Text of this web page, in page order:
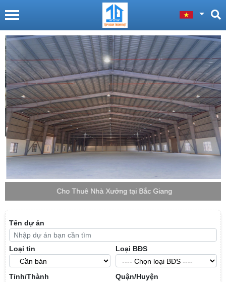
Cho Thuê Nhà Xưởng tại Bắc Giang
Tên dự án
Loại tin Loại BĐS
Tỉnh/Thành Quận/Huyện